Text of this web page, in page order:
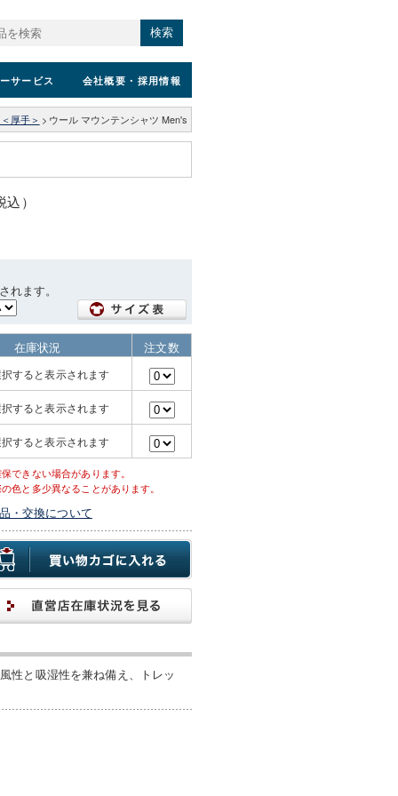
検索
サービス 会社概要 ・採用情報
厚手＞ > ウール マウンテンシャツ Men's
）
れます。
在庫状況 注文数
すると表示されます
すると表示されます
すると表示されます
できない場合があります。
色と多少異なることがあります。
・交換について
性と吸湿性を兼ね備え、トレッ